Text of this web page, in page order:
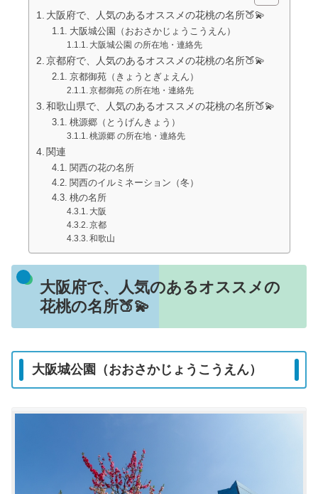
大阪府で、人気のあるオススメの花桃の名所🍑💫
大阪城公園（おおさかじょうこうえん）
大阪城公園 の所在地・連絡先
京都府で、人気のあるオススメの花桃の名所🍑💫
京都御苑（きょうとぎょえん）
京都御苑 の所在地・連絡先
和歌山県で、人気のあるオススメの花桃の名所🍑💫
桃源郷（とうげんきょう）
桃源郷 の所在地・連絡先
関連
関西の花の名所
関西のイルミネーション（冬）
桃の名所
大阪
京都
和歌山
大阪府で、人気のあるオススメの
花桃の名所🍑💫
大阪城公園（おおさかじょうこうえん）